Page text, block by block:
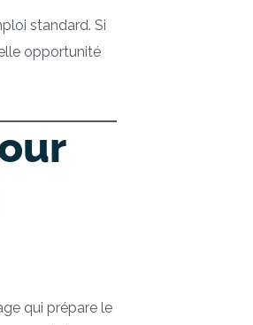
standard. Si
opportunité
qui prépare le